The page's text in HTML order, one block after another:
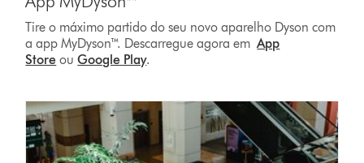
Tire o máximo partido do seu novo aparelho Dyson com
a app MyDyson™. Descarregue agora emApp
Store ouGoogle Play.